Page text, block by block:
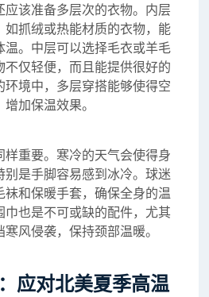
应该准备多层次的衣物。内层
如抓绒或热能材质的衣物，能
温。中层可以选择毛衣或羊毛
不仅轻便，而且能提供很好的
环境中，多层穿搭能够使得空
加保温效果。
样重要。寒冷的天气会使得身
别是手脚容易感到冰冷。球迷
袜和保暖手套，确保全身的温
巾也是不可或缺的配件，尤其
风侵袭，保持颈部温暖。
应对北美夏季高温